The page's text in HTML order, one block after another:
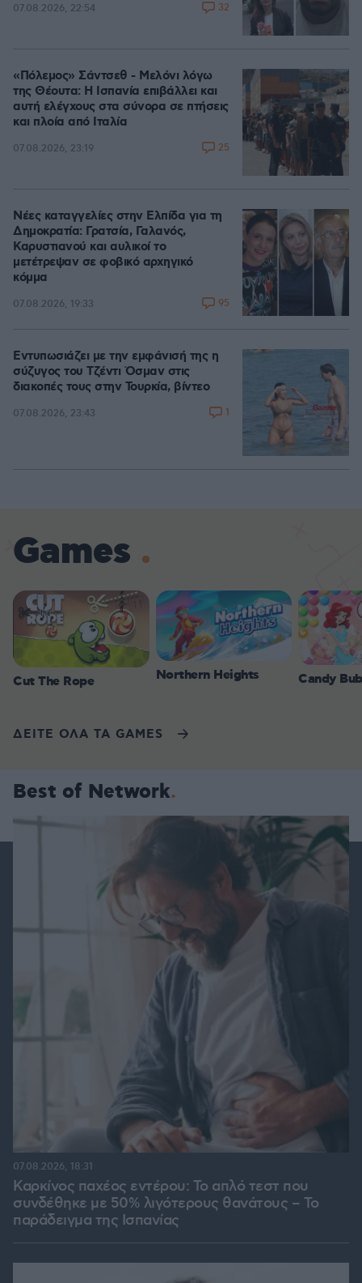
07.08.2026, 22:54 32
«Πόλεμος» Σάντσεθ - Μελόνι λόγω
της Θέουτα: Η Ισπανία επιβάλλει και
αυτή ελέγχους στα σύνορα σε πτήσεις
και πλοία από Ιταλία
07.08.2026, 23:19 25
Νέες καταγγελίες στην Ελπίδα για τη
Δημοκρατία: Γρατσία, Γαλανός,
Καρυστιανού και αυλικοί το
μετέτρεψαν σε φοβικό αρχηγικό
κόμμα
07.08.2026, 19:33 95
Εντυπωσιάζει με την εμφάνισή της η
σύζυγος του Τζέντι Όσμαν στις
διακοπές τους στην Τουρκία, βίντεο
07.08.2026, 23:43 1
Games
Cut The Rope Northern Heights Candy
ΔΕΙΤΕ ΟΛΑ ΤΑ GAMES
Best of Network
Καρκίνος παχέος εντέρου: Το απλό τεστ που
συνδέθηκε με 50% λιγότερους θανάτους – Το
παράδειγμα της Ισπανίας
07.08.2026, 18:31